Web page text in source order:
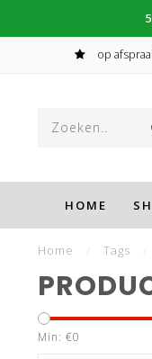
op
HOME
Home Tags
Min: €0